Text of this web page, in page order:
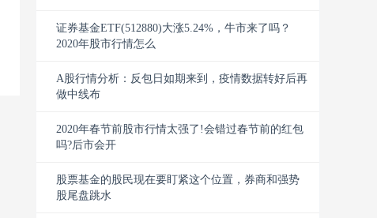
证券基金ETF(512880)大涨5.24%，牛市来了吗？
2020年股市行情怎么
A股行情分析：反包日如期来到，疫情数据转好后再
做中线布
2020年春节前股市行情太强了!会错过春节前的红包
吗?后市会开
股票基金的股民现在要盯紧这个位置，券商和强势
股尾盘跳水